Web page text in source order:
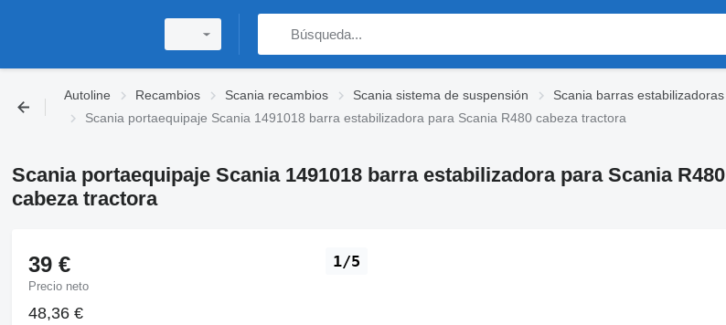
Autoline Recambios Scania recambios Scania sistema de suspensión
Scania barras estabilizadoras
Scania portaequipaje Scania 1491018 barra estabilizadora para Scania R480 cabeza tractora
Scania portaequipaje Scania 1491018 barra estabilizadora para Scania R480
cabeza tractora
1/5
39 €
Precio neto
48,36 €